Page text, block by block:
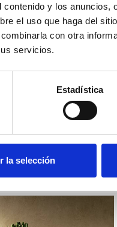
y los anuncios,
el uso que haga del
con otra
servicios.
Estadística
la selección